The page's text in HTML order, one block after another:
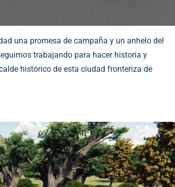
una promesa de campaña y un anhelo del
trabajando para hacer historia y
histórico de esta ciudad fronteriza de